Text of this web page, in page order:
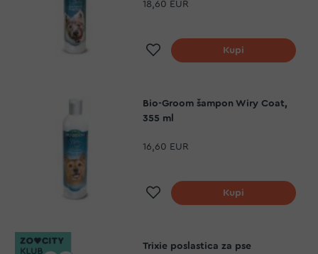
18,60 EUR
Dodaj na listu želja
Kupi
Bio-Groom šampon Wiry Coat,
355 ml
16,60 EUR
Dodaj na listu želja
Kupi
Trixie poslastica za pse